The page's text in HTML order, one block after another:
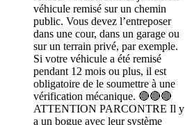
véhicule remisé sur un chemin
public. Vous devez l’entreposer
dans une cour, dans un garage ou
sur un terrain privé, par exemple.
Si votre véhicule a été remisé
pendant 12 mois ou plus, il est
obligatoire de le soumettre à une
vérification mécanique. 🔴🔴🔴
ATTENTION PARCONTRE Il y
a un bogue avec leur système